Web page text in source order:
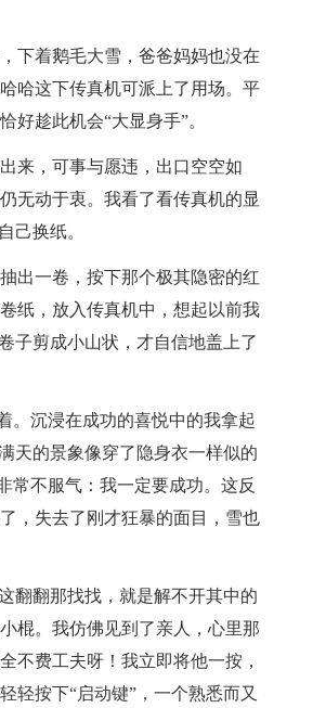
下着鹅毛大雪，爸爸妈妈也没在
哈这下传真机可派上了用场。平
好趁此机会“大显身手”。
来，可事与愿违，出口空空如
无动于衷。我看了看传真机的显
己换纸。
出一卷，按下那个极其隐密的红
纸，放入传真机中，想起以前我
子剪成小山状，才自信地盖上了
。沉浸在成功的喜悦中的我拿起
天的景象像穿了隐身衣一样似的
常不服气：我一定要成功。这反
，失去了刚才狂暴的面目，雪也
翻翻那找找，就是解不开其中的
棍。我仿佛见到了亲人，心里那
不费工夫呀！我立即将他一按，
轻按下“启动键”，一个熟悉而又